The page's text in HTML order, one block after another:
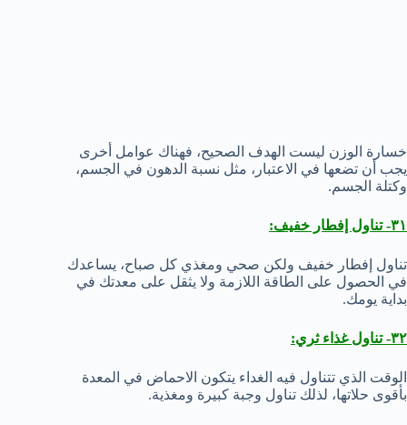
خسارة الوزن ليست الهدف الصحيح، فهناك عوامل أخرى
يجب أن تضعها في الاعتبار، مثل نسبة الدهون في الجسم،
وكتلة الجسم.
٣١- تناول إفطار خفيف:
تناول إفطار خفيف ولكن صحي ومغذي كل صباح، يساعدك
في الحصول على الطاقة اللازمة ولا يثقل على معدتك في
بداية يومك.
٣٢- تناول غذاء ثري:
الوقت الذي تتناول فيه الغداء يتكون الاحماض في المعدة
بأقوى حلاتها، لذلك تناول وجبة كبيرة ومغذية.